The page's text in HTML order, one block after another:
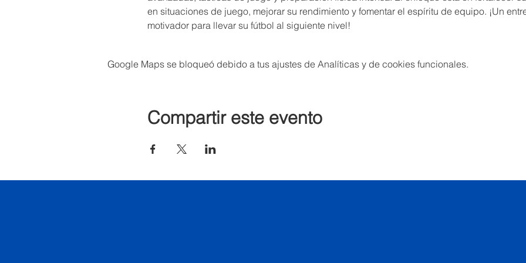
en situaciones de juego, mejorar su rendimiento y fomentar el espíritu de equipo. ¡Un
motivador para llevar su fútbol al siguiente nivel!
Google Maps se bloqueó debido a tus ajustes de Analíticas y de cookies funcionales.
Compartir este evento